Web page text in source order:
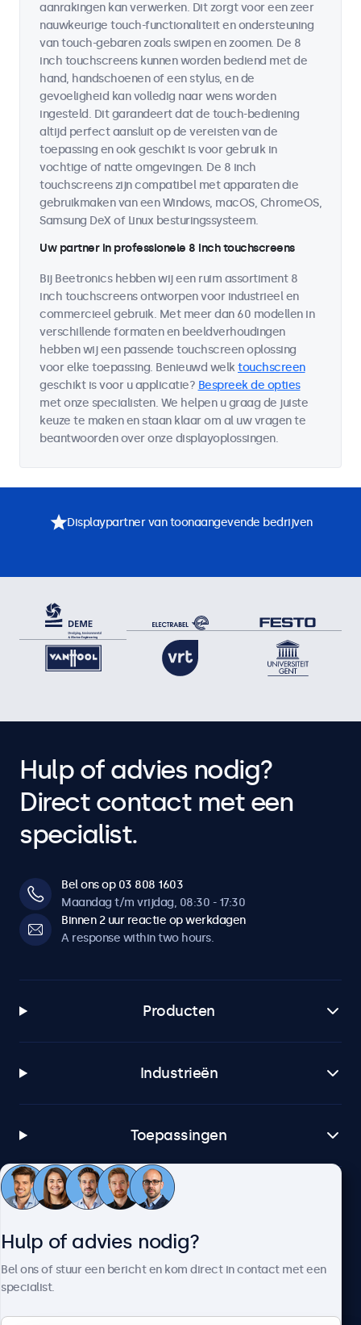
aanrakingen kan verwerken. Dit zorgt voor een zeer
nauwkeurige touch-functionaliteit en ondersteuning
van touch-gebaren zoals swipen en zoomen. De 8
inch touchscreens kunnen worden bediend met de
hand, handschoenen of een stylus, en de
gevoeligheid kan volledig naar wens worden
ingesteld. Dit garandeert dat de touch-bediening
altijd perfect aansluit op de vereisten van de
toepassing en ook geschikt is voor gebruik in
vochtige of natte omgevingen. De 8 inch
touchscreens zijn compatibel met apparaten die
gebruikmaken van een Windows, macOS, ChromeOS,
Samsung DeX of Linux besturingssysteem.
Uw partner in professionele 8 inch touchscreens
Bij Beetronics hebben wij een ruim assortiment 8
inch touchscreens ontworpen voor industrieel en
commercieel gebruik. Met meer dan 60 modellen in
verschillende formaten en beeldverhoudingen
hebben wij een passende touchscreen oplossing
voor elke toepassing. Benieuwd welktouchscreen
geschikt is voor u applicatie? Bespreek de opties
met onze specialisten. We helpen u graag de juiste
keuze te maken en staan klaar om al uw vragen te
beantwoorden over onze displayoplossingen.
Displaypartner van toonaangevende bedrijven
Hulp of advies nodig?
Direct contact met een
specialist.
Bel ons op 03 808 1603
Maandag t/m vrijdag, 08:30 - 17:30
Binnen 2 uur reactie op werkdagen
A response within two hours.
Producten
Industrieën
Toepassingen
Klantenservice
Hulp of advies nodig?
Bel ons of stuur een bericht en kom direct in contact met een
specialist.